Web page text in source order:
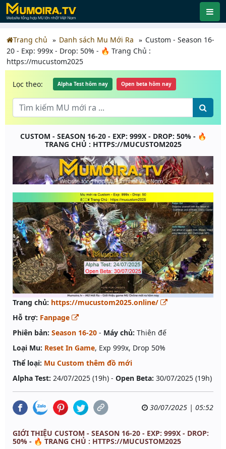
Trang chủ Danh sách Mu Mới Ra
Custom - Season 16-
20 - Exp: 999x - Drop: 50% - 🔥 Trang Chủ :
https://mucustom2025
Lọc theo: Alpha Test hôm nay Open beta hôm nay
CUSTOM - SEASON 16-20 - EXP: 999X - DROP: 50% - 🔥
TRANG CHỦ : HTTPS://MUCUSTOM2025
Trang chủ: https://mucustom2025.online/
Hỗ trợ: Fanpage
Phiên bản: Season 16-20 - Máy chủ: Thiên đế
Loại Mu: Reset In Game, Exp 999x, Drop 50%
Thể loại: Mu Custom thêm đồ mới
Alpha Test: 24/07/2025 (19h) - Open Beta: 30/07/2025 (19h)
30/07/2025 | 05:52
GIỚI THIỆU CUSTOM - SEASON 16-20 - EXP: 999X - DROP:
50% - 🔥 TRANG CHỦ : HTTPS://MUCUSTOM2025